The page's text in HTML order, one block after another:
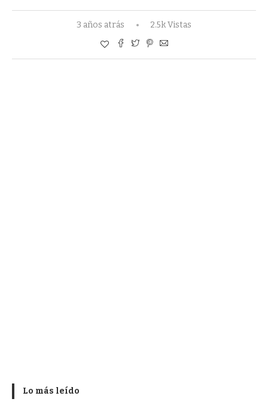
3 años atrás 2.5k Vistas
Lo más leído